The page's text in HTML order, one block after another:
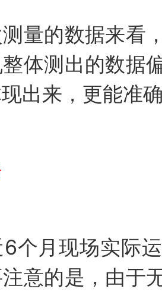
的数据来看，
体测出的数据
出来，更能准
月现场实际运
意的是，由于